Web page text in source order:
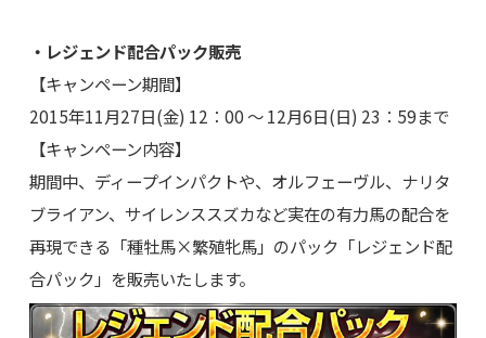
・レジェンド配合パック販売
【キャンペーン期間】
2015年11月27日(金) 12：00 ～ 12月6日(日) 23：59まで
【キャンペーン内容】
期間中、ディープインパクトや、オルフェーヴル、ナリタ
ブライアン、サイレンススズカなど実在の有力馬の配合を
再現できる「種牡馬×繁殖牝馬」のパック「レジェンド配
合パック」を販売いたします。